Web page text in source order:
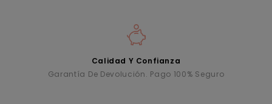
Calidad Y Confianza
Garantía De Devolución. Pago 100% Seguro